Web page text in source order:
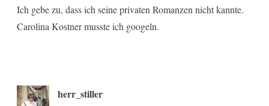
Ich gebe zu, dass ich seine privaten Romanzen nicht kannte.
Carolina Kostner musste ich googeln.
herr_stiller